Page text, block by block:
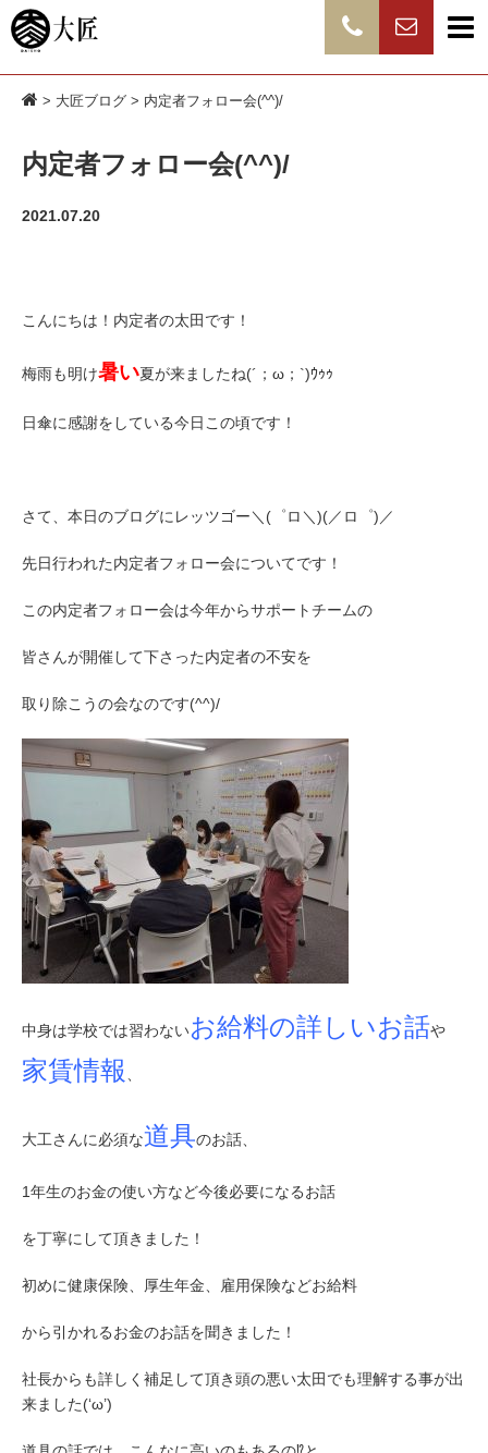
> 大匠ブログ > 内定者フォロー会(^^)/
内定者フォロー会(^^)/
2021.07.20
こんにちは！内定者の太田です！
梅雨も明け暑い夏が来ましたね(´；ω；`)ｳｩｩ
日傘に感謝をしている今日この頃です！
さて、本日のブログにレッツゴー＼(゜ロ＼)(／ロ゜)／
先日行われた内定者フォロー会についてです！
この内定者フォロー会は今年からサポートチームの
皆さんが開催して下さった内定者の不安を
取り除こうの会なのです(^^)/
中身は学校では習わないお給料の詳しいお話や
家賃情報
大工さんに必須な道具のお話、
1年生のお金の使い方など今後必要になるお話
を丁寧にして頂きました！
初めに健康保険、厚生年金、雇用保険などお給料
から引かれるお金のお話を聞きました！
社長からも詳しく補足して頂き頭の悪い太田でも理解する事が出
来ました(‘ω’)